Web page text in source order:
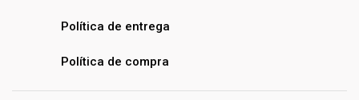
Política de entrega
Política de compra